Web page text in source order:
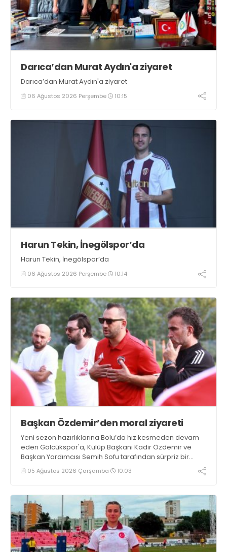
Darıca’dan Murat Aydın'a ziyaret
Darıca’dan Murat Aydın'a ziyaret
06 Ağustos 2026 Perşembe 10:15
Harun Tekin, İnegölspor’da
Harun Tekin, İnegölspor’da
06 Ağustos 2026 Perşembe 10:14
Başkan Özdemir’den moral ziyareti
Yeni sezon hazırlıklarına Bolu’da hız kesmeden devam
eden Gölcükspor'a, Kulüp Başkanı Kadir Özdemir ve
Başkan Yardımcısı Semih Sofu tarafından sürpriz bir
moral ziyareti gerçekleştirildi
05 Ağustos 2026 Çarşamba 10:03